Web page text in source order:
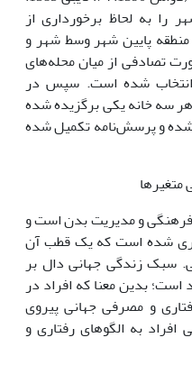
را به لحاظ برخورداری از
پایین شهر وسط شهر و
تصادفی از میان محله‌های
شده است. سپس در‌
سه خانه یکی برگزیده شده‌
شده و پرسش‌‌نامه تکمیل شده
متغیرها
و مدیریت بدن است و
شده است که یک قطب آن
سبک زندگی جهانی دال بر
بدین معنا که افراد در
و مصرفی جهانی پیروی
به الگوهای رفتاری و